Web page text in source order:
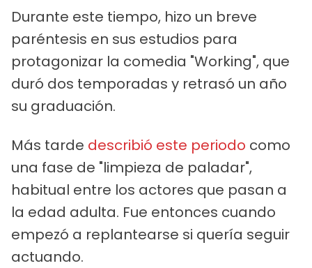
Durante este tiempo, hizo un breve
paréntesis en sus estudios para
protagonizar la comedia "Working", que
duró dos temporadas y retrasó un año
su graduación.
Más tarde describió este periodo como
una fase de "limpieza de paladar",
habitual entre los actores que pasan a
la edad adulta. Fue entonces cuando
empezó a replantearse si quería seguir
actuando.